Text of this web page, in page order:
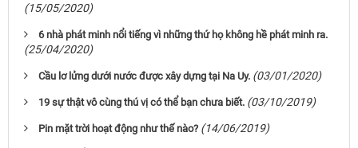
(15/05/2020)
6 nhà phát minh nổi tiếng vì những thứ họ không hề phát minh ra.
(25/04/2020)
Cầu lơ lửng dưới nước được xây dựng tại Na Uy. (03/01/2020)
19 sự thật vô cùng thú vị có thể bạn chưa biết. (03/10/2019)
Pin mặt trời hoạt động như thế nào? (14/06/2019)